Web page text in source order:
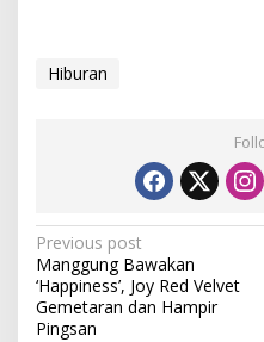
Hiburan
P
o
s
Previous post
Manggung Bawakan
‘Happiness’, Joy Red Velvet
Gemetaran dan Hampir
Pingsan